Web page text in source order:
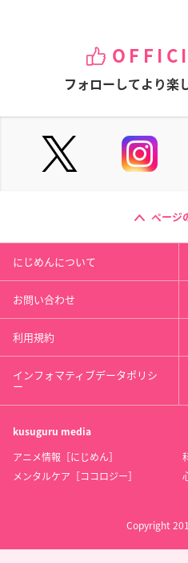
フォローしてより楽
ページ
にじめんについて
お問い合わせ
利用規約
インフォマティブデータポリシ
ー
kusuguru media
アニメ情報［にじめん］
メンタルケア［ココロジー］
Copyright